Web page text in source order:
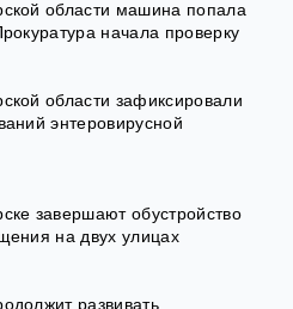
области машина попала
начала проверку
области зафиксировали
энтеровирусной
завершают обустройство
на двух улицах
развивать